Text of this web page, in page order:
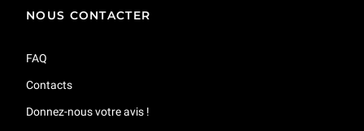
NOUS CONTACTER
FAQ
Contacts
Donnez-nous votre avis !